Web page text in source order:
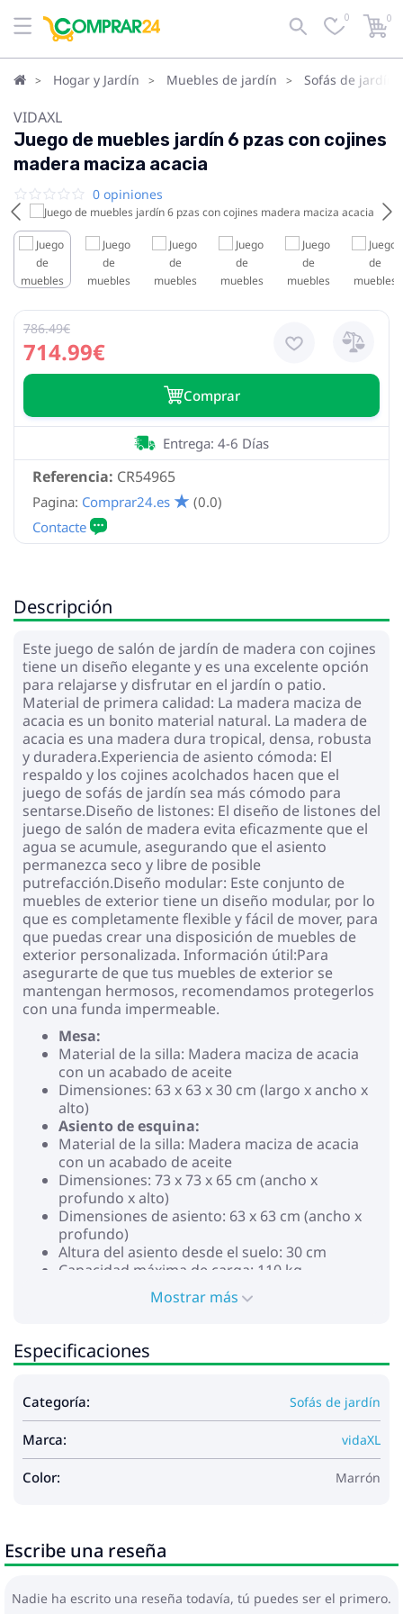
0 0
Hogar y Jardín Muebles de jardín Sofás de jardín
VIDAXL
Juego de muebles jardín 6 pzas con cojines
madera maciza acacia
0 opiniones
714.99€
786.49€
Сomprar
Referencia: CR54965
Entrega: 4-6 Días
Pagina: Comprar24.es (0.0)
Descripción
Este juego de salón de jardín de madera con cojines
tiene un diseño elegante y es una excelente opción
para relajarse y disfrutar en el jardín o patio.
Material de primera calidad: La madera maciza de
acacia es un bonito material natural. La madera de
acacia es una madera dura tropical, densa, robusta
y duradera.Experiencia de asiento cómoda: El
respaldo y los cojines acolchados hacen que el
juego de sofás de jardín sea más cómodo para
sentarse.Diseño de listones: El diseño de listones del
juego de salón de madera evita eficazmente que el
agua se acumule, asegurando que el asiento
permanezca seco y libre de posible
putrefacción.Diseño modular: Este conjunto de
muebles de exterior tiene un diseño modular, por lo
que es completamente flexible y fácil de mover, para
que puedas crear una disposición de muebles de
exterior personalizada. Información útil:Para
asegurarte de que tus muebles de exterior se
mantengan hermosos, recomendamos protegerlos
con una funda impermeable.
Mesa:
Material de la silla: Madera maciza de acacia
con un acabado de aceite
Dimensiones: 63 x 63 x 30 cm (largo x ancho x
alto)
Asiento de esquina:
Material de la silla: Madera maciza de acacia
con un acabado de aceite
Dimensiones: 73 x 73 x 65 cm (ancho x
profundo x alto)
Dimensiones de asiento: 63 x 63 cm (ancho x
profundo)
Altura del asiento desde el suelo: 30 cm
Capacidad máxima de carga: 110 kg
Asiento central:
Material de la silla: Madera maciza de acacia
Dimensiones: 63 x 73 x 65 cm (ancho x
profundo x alto)
profundo)
Altura del asiento desde el suelo: 30 cm
Capacidad máxima de carga: 110 kg
Cojín:
Material de la cubierta: Tela (100% poliéster)
cm (largo x ancho x grosor)
Dimensiones del cojín de respaldo (L): 65 x 40 x
Dimensiones del cojín de respaldo (S): 50 x 40 x
Mostrar más
Especificaciones
Categoría: Sofás de jardín
Marca: vidaXL
Color: Marrón
Escribe una reseña
Nadie ha escrito una reseña todavía, tú puedes ser el primero.